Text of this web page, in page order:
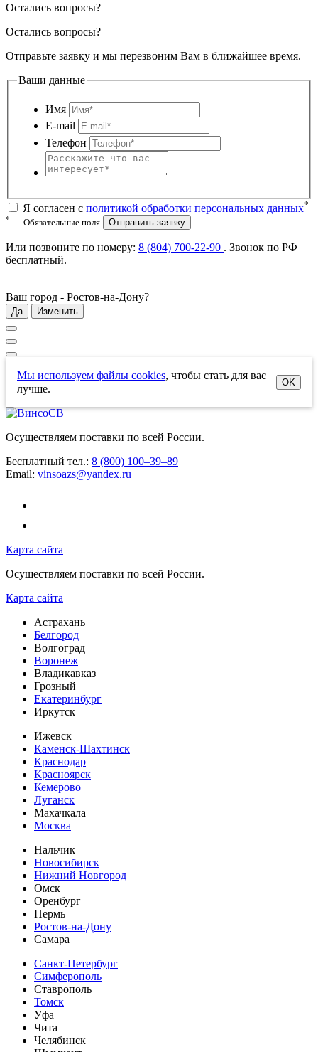
Остались вопросы?
Остались вопросы?
Отправьте заявку и мы перезвоним Вам в ближайшее время.
Ваши данные
Имя
E-mail
Телефон
Я согласен с политикой обработки персональных данных*
* — Обязательные поля Отправить заявку
Или позвоните по номеру: 8 (804) 700-22-90 . Звонок по РФ
бесплатный.
Ваш город - Ростов-на-Дону?
Да Изменить
Мы используем файлы cookies, чтобы стать для вас
лучше.
OK
Осуществляем поставки по всей России.
Бесплатный тел.: 8 (800) 100–39–89
Email: vinsoazs@yandex.ru
Карта сайта
Осуществляем поставки по всей России.
Карта сайта
Астрахань
Белгород
Волгоград
Воронеж
Владикавказ
Грозный
Екатеринбург
Иркутск
Ижевск
Каменск-Шахтинск
Краснодар
Красноярск
Кемерово
Луганск
Махачкала
Москва
Нальчик
Новосибирск
Нижний Новгород
Омск
Оренбург
Пермь
Ростов-на-Дону
Самара
Санкт-Петербург
Симферополь
Ставрополь
Томск
Уфа
Чита
Челябинск